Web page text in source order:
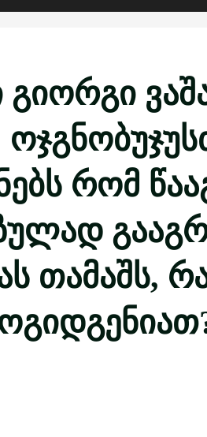
გიორგი
რომ
თამაშს, რა